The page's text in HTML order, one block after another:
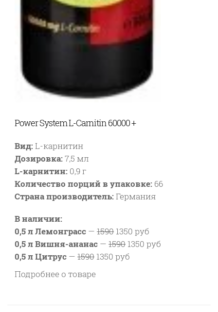
Power System L-Carnitin 60000 +
Вид:L-карнитин
Дозировка:7,5 мл
L-карнитин: 0,9 г
Количество порций в упаковке: 66
Страна производитель:Германия
В наличии:
0,5 л Лемонграсс — 1590 1350 руб
0,5 л Вишня-ананас — 1590 1350 руб
0,5 л Цитрус — 1590 1350 руб
Подробнее о товаре